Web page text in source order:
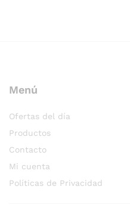
Menú
Ofertas del día
Productos
Contacto
Mi cuenta
Políticas de Privacidad